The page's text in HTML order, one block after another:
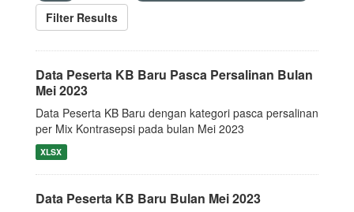
Filter Results
Data Peserta KB Baru Pasca Persalinan Bulan
Mei 2023
Data Peserta KB Baru dengan kategori pasca persalinan
per Mix Kontrasepsi pada bulan Mei 2023
XLSX
Data Peserta KB Baru Bulan Mei 2023